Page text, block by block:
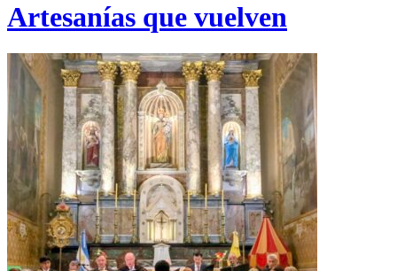
Artesanías que vuelven